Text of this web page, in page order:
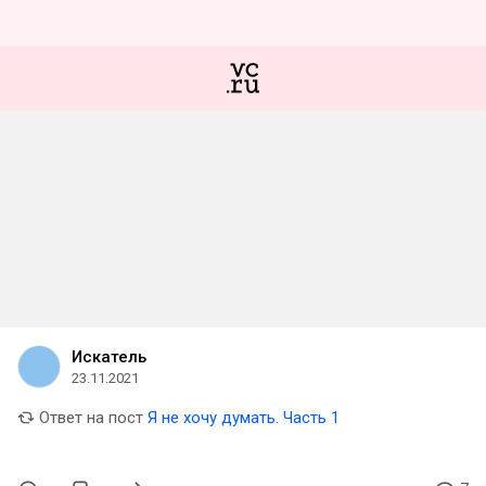
Искатель
23.11.2021
Ответ на пост Я не хочу думать. Часть 1